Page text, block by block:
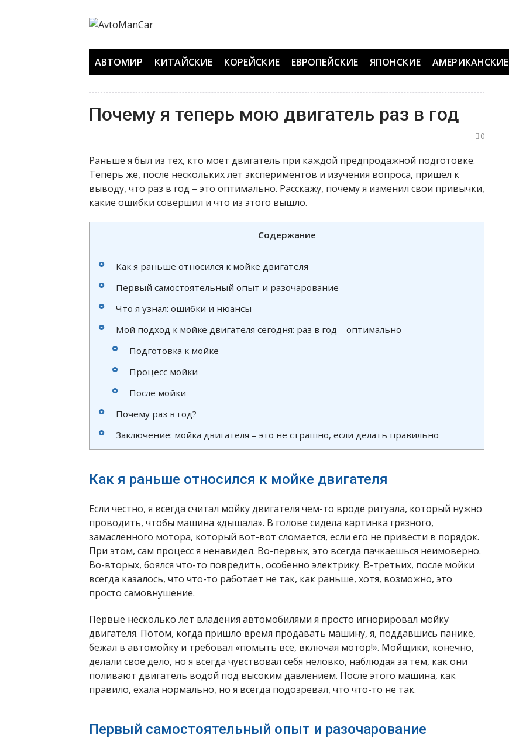
АВТОМИР КИТАЙСКИЕ КОРЕЙСКИЕ ЕВРОПЕЙСКИЕ ЯПОНСКИЕ АМЕРИКАНСКИЕ
Почему я теперь мою двигатель раз в год
0
Раньше я был из тех, кто моет двигатель при каждой предпродажной подготовке.
Теперь же, после нескольких лет экспериментов и изучения вопроса, пришел к
выводу, что раз в год – это оптимально. Расскажу, почему я изменил свои привычки,
какие ошибки совершил и что из этого вышло.
Содержание
Как я раньше относился к мойке двигателя
Первый самостоятельный опыт и разочарование
Что я узнал: ошибки и нюансы
Мой подход к мойке двигателя сегодня: раз в год – оптимально
Подготовка к мойке
Процесс мойки
После мойки
Почему раз в год?
Заключение: мойка двигателя – это не страшно, если делать правильно
Как я раньше относился к мойке двигателя
Если честно, я всегда считал мойку двигателя чем-то вроде ритуала, который нужно
проводить, чтобы машина «дышала». В голове сидела картинка грязного,
замасленного мотора, который вот-вот сломается, если его не привести в порядок.
При этом, сам процесс я ненавидел. Во-первых, это всегда пачкаешься неимоверно.
Во-вторых, боялся что-то повредить, особенно электрику. В-третьих, после мойки
всегда казалось, что что-то работает не так, как раньше, хотя, возможно, это
просто самовнушение.
Первые несколько лет владения автомобилями я просто игнорировал мойку
двигателя. Потом, когда пришло время продавать машину, я, поддавшись панике,
бежал в автомойку и требовал «помыть все, включая мотор!». Мойщики, конечно,
делали свое дело, но я всегда чувствовал себя неловко, наблюдая за тем, как они
поливают двигатель водой под высоким давлением. После этого машина, как
правило, ехала нормально, но я всегда подозревал, что что-то не так.
Первый самостоятельный опыт и разочарование